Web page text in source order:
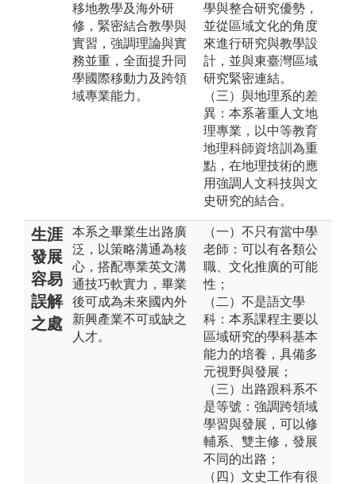
移地教學及海外研
修，緊密結合教學與
實習，強調理論與實
務並重，全面提升同
學國際移動力及跨領
域專業能力。
學與整合研究優勢，
並從區域文化的角度
來進行研究與教學設
計，並與東臺灣區域
研究緊密連結。
（三）與地理系的差
異：本系著重人文地
理專業，以中等教育
地理科師資培訓為重
點，在地理技術的應
用強調人文科技與文
史研究的結合。
生涯
發展
容易
誤解
之處
本系之畢業生出路廣
泛，以策略溝通為核
心，搭配專業英文溝
通技巧軟實力，畢業
後可成為未來國內外
新興產業不可或缺之
人才。
（一）不只有當中學
老師：可以有各類公
職、文化推廣的可能
性；
（二）不是語文學
科：本系課程主要以
區域研究的學科基本
能力的培養，具備多
元視野與發展；
（三）出路跟科系不
是等號：強調跨領域
學習與發展，可以修
輔系、雙主修，發展
不同的出路；
（四）文史工作有很